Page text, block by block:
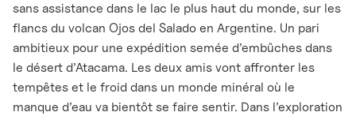
sans assistance dans le lac le plus haut du monde, sur les
flancs du volcan Ojos del Salado en Argentine. Un pari
ambitieux pour une expédition semée d’embûches dans
le désert d’Atacama. Les deux amis vont affronter les
tempêtes et le froid dans un monde minéral où le
manque d’eau va bientôt se faire sentir. Dans l’exploration